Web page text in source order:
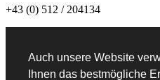
Auch unsere Website
Ihnen das bestmögliche
+43 (0) 512 / 204134
Newsletteranmeldung: